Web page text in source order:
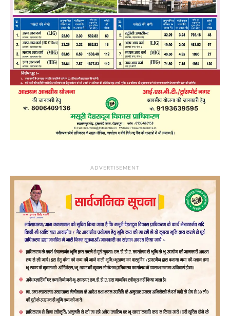
ADVERTISEMENT